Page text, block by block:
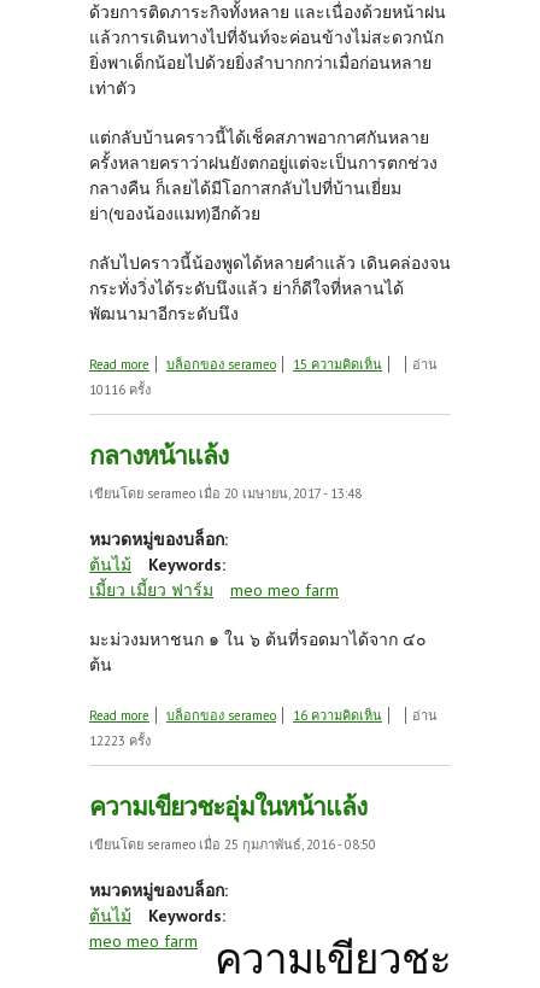
ด้วยการติดภาระกิจทั้งหลาย และเนื่องด้วยหน้าฝน
แล้วการเดินทางไปที่จันท์จะค่อนข้างไม่สะดวกนัก
ยิ่งพาเด็กน้อยไปด้วยยิ่งลำบากกว่าเมื่อก่อนหลาย
เท่าตัว
แต่กลับบ้านคราวนี้ได้เช็คสภาพอากาศกันหลาย
ครั้งหลายคราว่าฝนยังตกอยู่แต่จะเป็นการตกช่วง
กลางคืน ก็เลยได้มีโอกาสกลับไปที่บ้านเยี่ยม
ย่า(ของน้องแมท)อีกด้วย
กลับไปคราวนี้น้องพูดได้หลายคำแล้ว เดินคล่องจน
กระทั่งวิ่งได้ระดับนึงแล้ว ย่าก็ดีใจที่หลานได้
พัฒนามาอีกระดับนึง
Read more about กลางนา ณ ปลายฝน
บล็อกของ serameo 15 ความคิดเห็น
อ่าน
10116 ครั้ง
กลางหน้าแล้ง
เขียนโดย serameo เมื่อ 20 เมษายน, 2017 - 13:48
หมวดหมู่ของบล็อก:
ต้นไม้
Keywords:
เมี้ยว เมี้ยว ฟาร์ม
meo meo farm
มะม่วงมหาชนก ๑ ใน ๖ ต้นที่รอดมาได้จาก ๔๐
ต้น
Read more about กลางหน้าแล้ง
บล็อกของ serameo 16 ความคิดเห็น
อ่าน
12223 ครั้ง
ความเขียวชะอุ่มในหน้าแล้ง
เขียนโดย serameo เมื่อ 25 กุมภาพันธ์, 2016 - 08:50
หมวดหมู่ของบล็อก:
ต้นไม้
Keywords:
meo meo farm
ความเขียวชะ